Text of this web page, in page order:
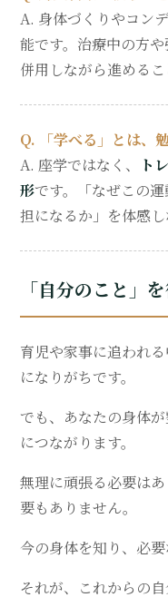
A. 身体づくりやコン
能です。治療中の方
併用しながら進めるこ
Q. 「学べる」とは、
A. 座学ではなく、
ト
形です。「なぜこの
担になるか」を体感し
「自分のこと」
育児や家事に追われ
になりがちです。
でも、あなたの身体
につながります。
無理に頑張る必要は
要もありません。
今の身体を知り、必
それが、これからの自